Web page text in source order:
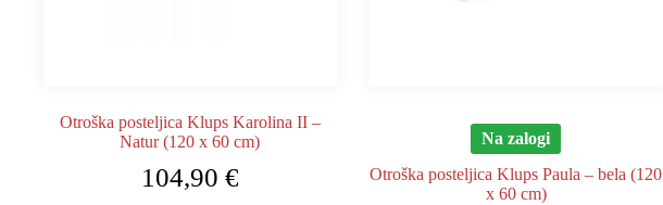
Otroška posteljica Klups Karolina II –
Natur (120 x 60 cm)
104,90 €
Na zalogi
Otroška posteljica Klups Paula – bela (120
x 60 cm)